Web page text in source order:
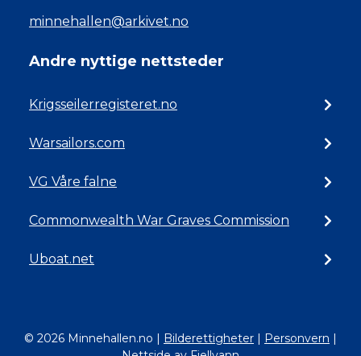
minnehallen@arkivet.no
Andre nyttige nettsteder
Krigsseilerregisteret.no
Warsailors.com
VG Våre falne
Commonwealth War Graves Commission
Uboat.net
© 2026 Minnehallen.no | Bilderettigheter | Personvern |